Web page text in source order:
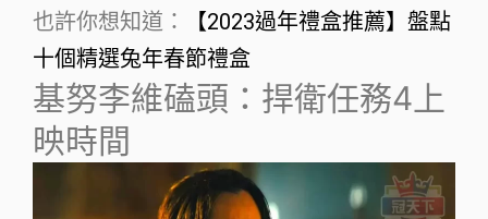
也許你想知道：
【2023過年禮盒推薦】盤點
十個精選兔年春節禮盒
基努李維磕頭：捍衛任務4上
映時間